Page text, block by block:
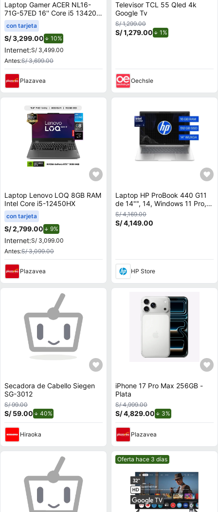
Laptop Gamer ACER NL16-
71G-57ED 16'' Core i5 13420H
16GB 512GB SSD RTX 4050
6GB
con tarjeta
S/ 3,299.00 10%
Internet:S/ 3,499.00
Antes:S/ 3,699.00
Plazavea
Televisor TCL 55 Qled 4k
Google Tv
S/ 1,299.00
S/ 1,279.00 1%
Oechsle
Laptop Lenovo LOQ 8GB RAM
Intel Core i5-12450HX
con tarjeta
S/ 2,799.00 9%
Internet:S/ 3,099.00
Antes:S/ 3,099.00
Plazavea
Laptop HP ProBook 440 G11
de 14"", 14, Windows 11 Pro,
Intel Core Ultra 5, 16 GB RAM,
512 GB SSD, A24Z2LT
S/ 4,169.00
S/ 4,149.00
HP Store
Secadora de Cabello Siegen
SG-3012
S/ 99.00
S/ 59.00 40%
Hiraoka
iPhone 17 Pro Max 256GB -
Plata
S/ 4,999.00
S/ 4,829.00 3%
Plazavea
Mejor precio.
Oferta hace 3 días